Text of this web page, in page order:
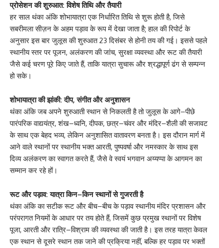
प्रोसेशन की शुरुआत: विशेष तिथि और तैयारी
हर साल थंका अंकि शोभायात्रा एक निर्धारित तिथि से शुरू होती है, जिसे
सबरीमला सीज़न के अहम पड़ाव के रूप में देखा जाता है; हाल की रिपोर्ट के
अनुसार इस बार जुलूस की शुरुआत 23 दिसंबर से होनी तय की गई। इससे पहले
स्थानीय स्तर पर पूजन, अलंकरण की जांच, सुरक्षा व्यवस्था और रूट की तैयारी
जैसे कई चरण पूरे किए जाते हैं, ताकि यात्रा सुचारू और श्रद्धापूर्ण ढंग से सम्पन्न
हो सके।
शोभायात्रा की झांकी: दीप, संगीत और अनुशासन
थंका अंकि जब अपने शुरुआती स्थान से निकलती है तो जुलूस के आगे–पीछे
पारंपरिक वाद्ययंत्र, शंख–ध्वनि, दीपक, छत्र–चंवर और मंदिर–शैली की सजावट
के साथ एक बेहद भव्य, लेकिन अनुशासित वातावरण बनता है। इस दौरान मार्ग में
आने वाले स्थानों पर स्थानीय भक्त आरती, पुष्पवर्षा और नमस्कार के साथ इस
दिव्य अलंकरण का स्वागत करते हैं, जैसे वे स्वयं भगवान अय्यप्पा के आगमन का
सम्मान कर रहे हों।
रूट और पड़ाव: यात्रा किन–किन स्थानों से गुजरती है
थंका अंकि का सटीक रूट और बीच–बीच के पड़ाव स्थानीय मंदिर प्रशासन और
परंपरागत नियमों के आधार पर तय होते हैं, जिसमें कुछ प्रमुख स्थानों पर विशेष
पूजा, आरती और रात्रि–विश्राम की व्यवस्था की जाती है। इस तरह यात्रा केवल
एक स्थान से दूसरे स्थान तक जाने की प्रक्रिया नहीं, बल्कि हर पड़ाव पर भक्तों